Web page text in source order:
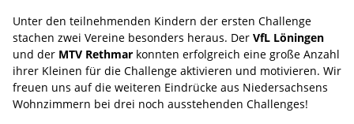
Unter den teilnehmenden Kindern der ersten Challenge
stachen zwei Vereine besonders heraus. Der VfL Löningen
und der MTV Rethmar konnten erfolgreich eine große Anzahl
ihrer Kleinen für die Challenge aktivieren und motivieren. Wir
freuen uns auf die weiteren Eindrücke aus Niedersachsens
Wohnzimmern bei drei noch ausstehenden Challenges!